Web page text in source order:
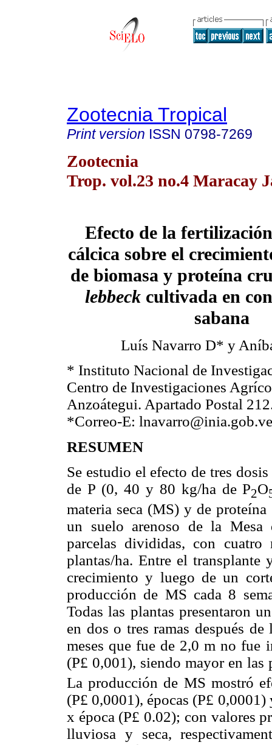
Zootecnia Tropical
Print version ISSN 0798-7269
Zootecnia
Trop. vol.23 no.4 Maracay
Efecto de la
cálcica sobre el
de biomasa y proteína
lebbeck cultivada en
sabana
Luís Navarro D* y
* Instituto Nacional de
Centro de Investigaciones
Anzoátegui. Apartado Postal
*Correo-E: lnavarro@inia.gob.ve
RESUMEN
Se estudio el efecto de tres
de P (0, 40 y 80 kg/ha de P2O
materia seca (MS) y de
un suelo arenoso de la Mesa
parcelas divididas, con
plantas/ha. Entre el transplante
crecimiento y luego de un
producción de MS cada 8
Todas las plantas presentaron
en dos o tres ramas después
meses que fue de 2,0 m no fue
(P£ 0,001), siendo mayor en las
La producción de MS mostró
(P£ 0,0001), épocas (P£ 0,0001)
x época (P£ 0.02); con valores
lluviosa y seca,